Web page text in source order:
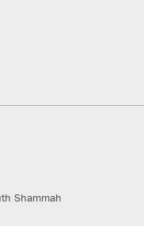
Shammah